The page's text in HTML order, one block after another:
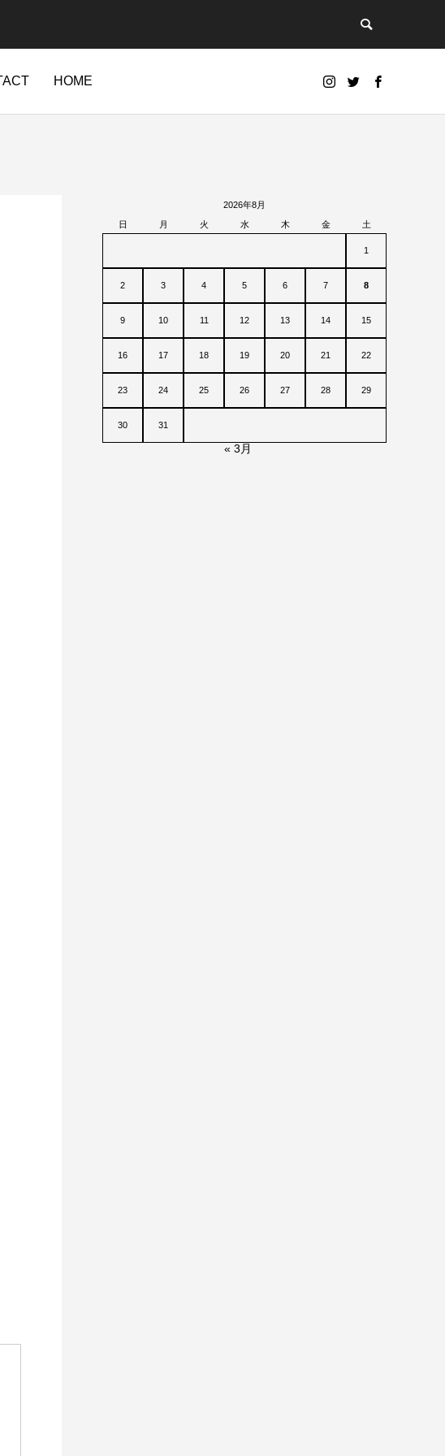
HOME
2026年8月
日
月 火 水 木 金 土
1
2 3 4 5 6 7 8
9 10 11 12 13 14 15
16 17 18 19 20 21 22
23 24 25 26 27 28 29
30 31
« 3月